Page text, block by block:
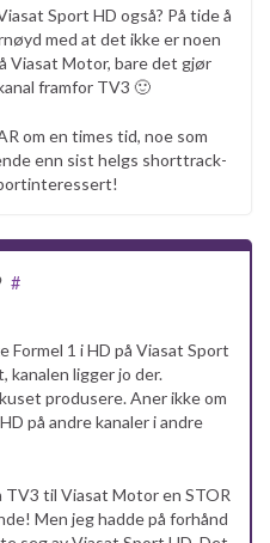
Sport HD også? På tide å
med at det ikke er noen
Viasat Motor, bare det gjør
framfor TV3 🙂
om en times tid, noe som
enn sist helgs shorttrack-
#
Formel 1 i HD på Viasat Sport
ligger jo der.
produsere. Aner ikke om
på andre kanaler i andre
til Viasat Motor en STOR
Men jeg hadde på forhånd